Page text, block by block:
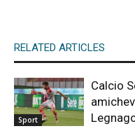
RELATED ARTICLES
Sport
Calcio